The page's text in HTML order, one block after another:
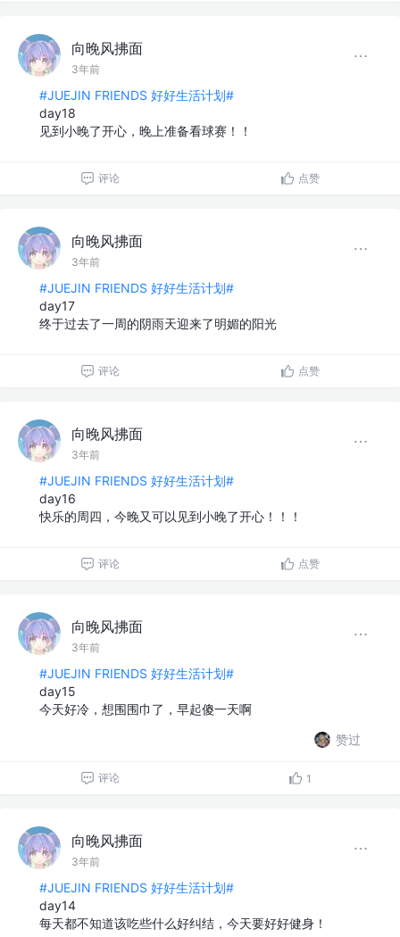
向晚风拂面
3年前
#JUEJIN FRIENDS 好好生活计划#
day18
见到小晚了开心，晚上准备看球赛！！
评论 点赞
向晚风拂面
3年前
#JUEJIN FRIENDS 好好生活计划#
day17
终于过去了一周的阴雨天迎来了明媚的阳光
评论 点赞
向晚风拂面
3年前
#JUEJIN FRIENDS 好好生活计划#
day16
快乐的周四，今晚又可以见到小晚了开心！！！
评论 点赞
向晚风拂面
3年前
#JUEJIN FRIENDS 好好生活计划#
day15
今天好冷，想围围巾了，早起傻一天啊
赞过
评论 1
向晚风拂面
3年前
#JUEJIN FRIENDS 好好生活计划#
day14
每天都不知道该吃些什么好纠结，今天要好好健身！